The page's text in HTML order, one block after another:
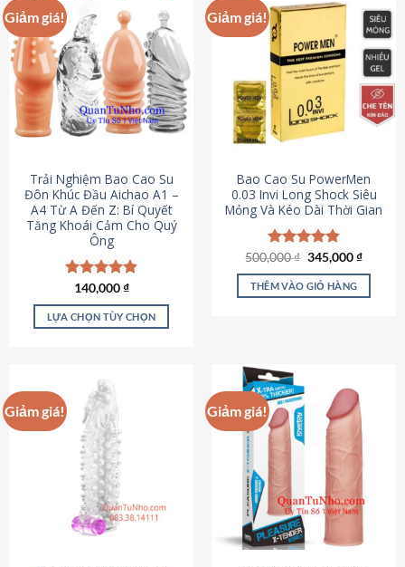
Giảm giá!
Trải Nghiệm Bao Cao Su
Đôn Khúc Đầu Aichao A1 –
A4 Từ A Đến Z: Bí Quyết
Tăng Khoái Cảm Cho Quý
Ông
Được xếp
hạng4.88
5 sao
140,000₫
LỰA CHỌN TÙY CHỌN
có
nhiều
biến
thể.
Các
tùy
chọn
có
Giảm giá!
Bao Cao Su PowerMen
0.03 Invi Long Shock Siêu
Mỏng Và Kéo Dài Thời Gian
Được xếp
hạng4.85
5 sao
500,000₫ Giá
là:
500,000 ₫.
345,000₫Giá
tại
THÊM VÀO GIỎ HÀNG
Giảm giá! Giảm giá!